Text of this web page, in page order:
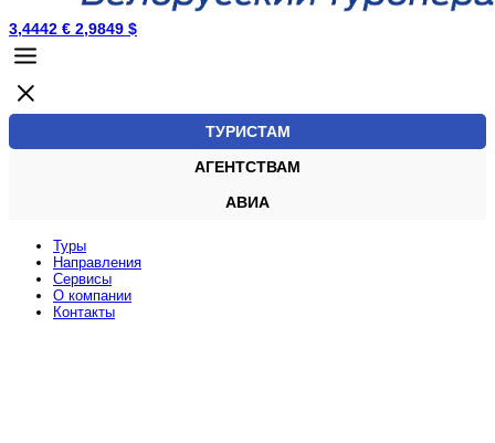
3,4442 € 2,9849 $
ТУРИСТАМ
АГЕНТСТВАМ
АВИА
Туры
Направления
Сервисы
O компании
Контакты